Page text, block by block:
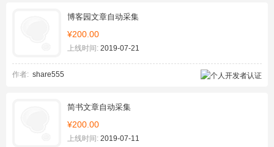
博客园文章自动采集
¥200.00
上线时间: 2019-07-21
作者: share555
简书文章自动采集
¥200.00
上线时间: 2019-07-11